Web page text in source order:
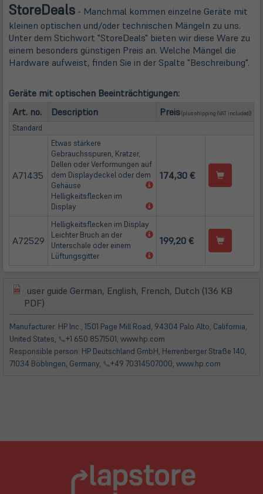
StoreDeals - Manchmal kommen einzelne Geräte mit
kleinen optischen und/oder technischen Mängeln zu uns.
Unter dem Stichwort "StoreDeals" bieten wir diese Ware zu
einem besonders günstigen Preis an. Welche Mängel die
Hardware aufweist, finden Sie in der Spalte "Beschreibung".
Geräte mit optischen Beeinträchtigungen:
Art. no.
Description Preis(plusshipping (VAT included))
Standard
A71435
Etwas stärkere
Gebrauchsspuren, Kratzer,
Dellen oder Verformungen auf
dem Displaydeckel oder dem
Gehäuse
(öffnet
neuem
Helligkeitsflecken im
Display
(öffnet
Tab)
174,30 €
A72529
Helligkeitsflecken im Display
(öffnet
neuem
Leichter Bruch an der
Unterschale oder einem
Lüftungsgitter
(öffnet
Tab)
199,20 €
(öffnet
in
neuem
Tab)
user guide German, English, French, Dutch (136 KB
PDF)
in
neuem
Tab)
Manufacturer: HP Inc., 1501 Page Mill Road, 94304 Palo Alto, California,
United States, 📞+1 650 8571501, www.hp.com
Responsible person: HP Deutschland GmbH, Herrenberger Straße 140,
71034 Böblingen, Germany, 📞+49 70314507000, www.hp.com